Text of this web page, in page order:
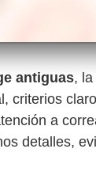
antiguas,
criterios
a
detalles,